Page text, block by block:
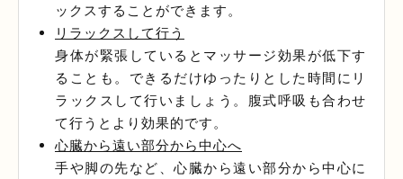
ックスすることができます。
リラックスして行う
身体が緊張しているとマッサージ効果が低下す
ることも。できるだけゆったりとした時間にリ
ラックスして行いましょう。腹式呼吸も合わせ
て行うとより効果的です。
心臓から遠い部分から中心へ
手や脚の先など、心臓から遠い部分から中心に